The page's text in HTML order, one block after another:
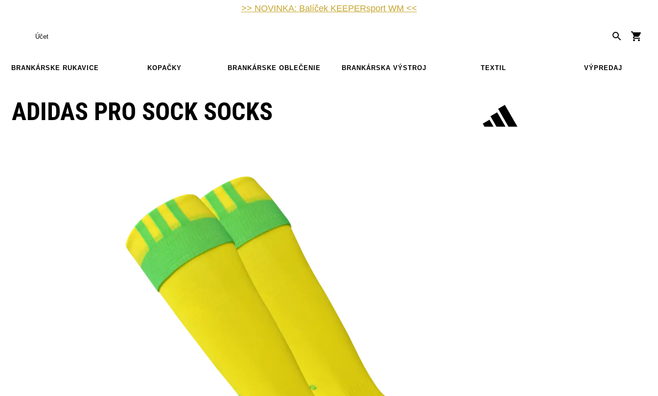
>> NOVINKA: Balíček KEEPERsport WM <<
Účet
BRANKÁRSKE RUKAVICE KOPAČKY BRANKÁRSKE OBLEČENIE BRANKÁRSKA VÝSTROJ TEXTIL VÝPREDAJ
ADIDAS PRO SOCK SOCKS